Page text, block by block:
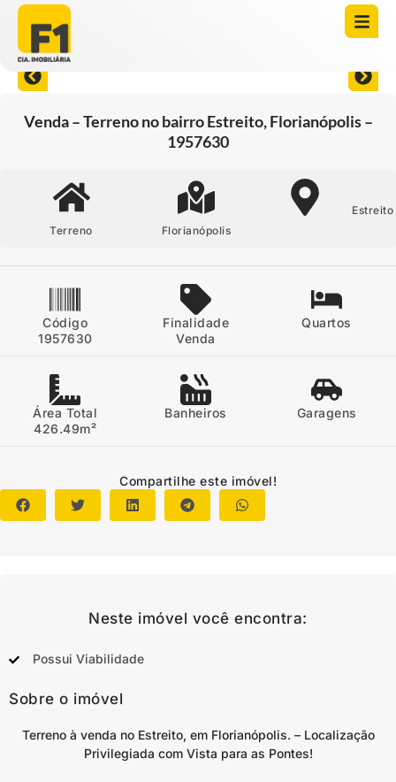
Venda – Terreno no bairro Estreito, Florianópolis –
1957630
Terreno Florianópolis
Estreito
Código
1957630
Finalidade
Venda
Quartos
Área Total
426.49m²
Banheiros Garagens
Compartilhe este imóvel!
Neste imóvel você encontra:
Possui Viabilidade
Sobre o imóvel
Terreno à venda no Estreito, em Florianópolis. – Localização
Privilegiada com Vista para as Pontes!